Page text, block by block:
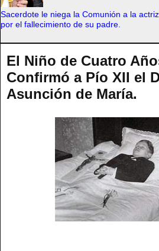
Sacerdote le niega la Comunión a la
por el fallecimiento de su padre.
El Niño de Cuatro
Confirmó a Pío XII el
Asunción de María.